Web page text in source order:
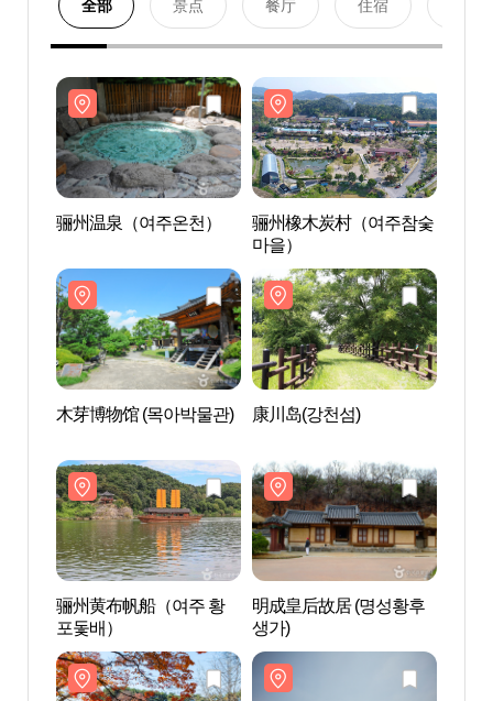
全部 景点 餐厅 住宿
骊州温泉（여주온천）
骊州橡木炭村（여주참숯
마을）
木芽博物馆 (목아박물관) 康川岛(강천섬)
骊州黄布帆船（여주 황
포돛배）
明成皇后故居 (명성황후
생가)